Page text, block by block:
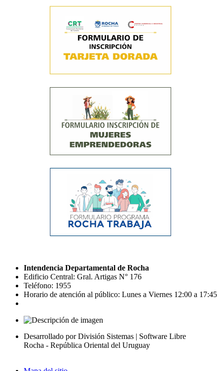
Intendencia Departamental de Rocha
Edificio Central: Gral. Artigas N° 176
Teléfono: 1955
Horario de atención al público: Lunes a Viernes 12:00 a 17:45
Desarrollado por División Sistemas | Software Libre
Rocha - República Oriental del Uruguay